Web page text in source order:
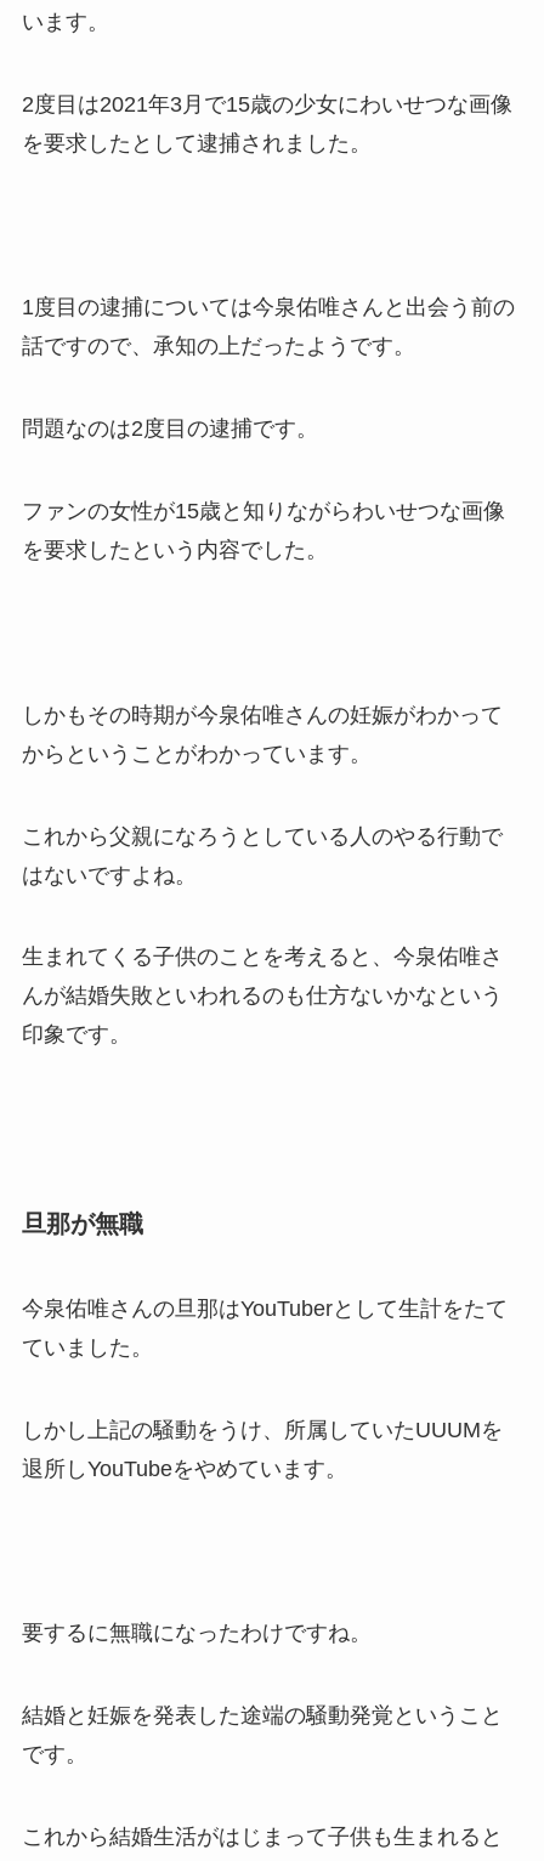
います。
2度目は2021年3月で15歳の少女にわいせつな画像
を要求したとして逮捕されました。
1度目の逮捕については今泉佑唯さんと出会う前の
話ですので、承知の上だったようです。
問題なのは2度目の逮捕です。
ファンの女性が15歳と知りながらわいせつな画像
を要求したという内容でした。
しかもその時期が今泉佑唯さんの妊娠がわかって
からということがわかっています。
これから父親になろうとしている人のやる行動で
はないですよね。
生まれてくる子供のことを考えると、今泉佑唯さ
んが結婚失敗といわれるのも仕方ないかなという
印象です。
旦那が無職
今泉佑唯さんの旦那はYouTuberとして生計をたて
ていました。
しかし上記の騒動をうけ、所属していたUUUMを
退所しYouTubeをやめています。
要するに無職になったわけですね。
結婚と妊娠を発表した途端の騒動発覚ということ
です。
これから結婚生活がはじまって子供も生まれると